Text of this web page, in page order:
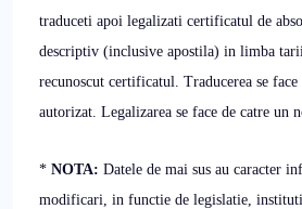
traduceti apoi legalizati certificatul de
descriptiv (inclusive apostila) in limba
recunoscut certificatul. Traducerea se
autorizat. Legalizarea se face de catre un
* NOTA: Datele de mai sus au caracter
modificari, in functie de legislatie,